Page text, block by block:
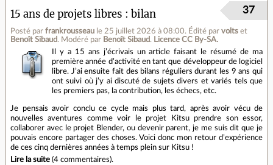
15 ans de projets libres : bilan
Posté par frankrousseau le 25 juillet 2026 à 08:00. Édité par volts et
Benoît Sibaud. Modéré par Benoît Sibaud. Licence CC By‑SA.
37
Il y a 15 ans j’écrivais un article faisant le résumé de ma
première année d’activité en tant que développeur de logiciel
libre. J’ai ensuite fait des bilans réguliers durant les 9 ans qui
ont suivi où j’y ai discuté de sujets divers et variés tels que
les premiers pas, la contribution, les échecs, etc.
Je pensais avoir conclu ce cycle mais plus tard, après avoir vécu de
nouvelles aventures comme voir le projet Kitsu prendre son essor,
collaborer avec le projet Blender, ou devenir parent, je me suis dit que je
pouvais encore partager des choses. Voici donc mon retour d’expérience
de ces cinq dernières années à temps plein sur Kitsu !
Lire la suite (4 commentaires).